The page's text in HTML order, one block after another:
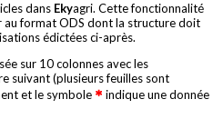
dans Ekyagri. Cette fonctionnalité
au format ODS dont la structure doit
édictées ci-après.
sur 10 colonnes avec les
suivant (plusieurs feuilles sont
et le symbole
indique une donnée